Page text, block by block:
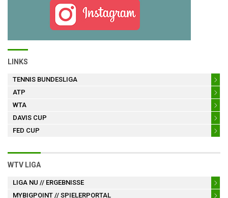
LINKS
TENNIS BUNDESLIGA
ATP
WTA
DAVIS CUP
FED CUP
WTV LIGA
LIGA NU // ERGEBNISSE
MYBIGPOINT // SPIELERPORTAL